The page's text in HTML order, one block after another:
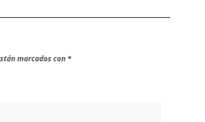
marcados con *